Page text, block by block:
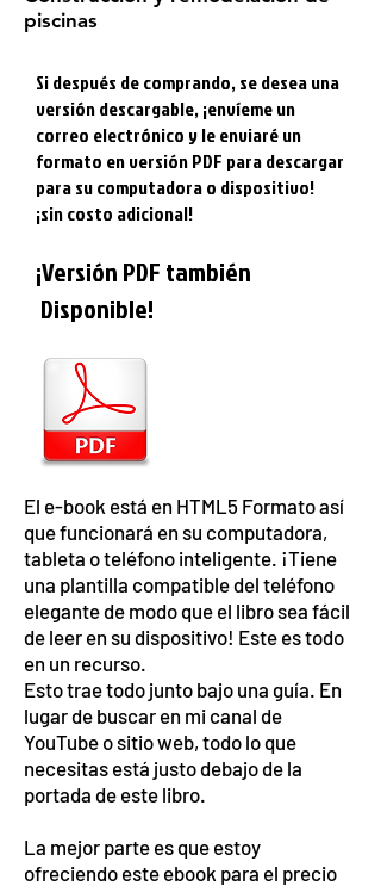
piscinas
Si después de comprando, se desea una
versión descargable, ¡envíeme un
correo electrónico y le enviaré un
formato en versión PDF para descargar
para su computadora o dispositivo!
¡sin costo adicional!
¡Versión PDF también
Disponible!
El e-book está en HTML5 Formato así
que funcionará en su computadora,
tableta o teléfono inteligente. ¡Tiene
una plantilla compatible del teléfono
elegante de modo que el libro sea fácil
de leer en su dispositivo! Este es todo
en un recurso.
Esto trae todo junto bajo una guía. En
lugar de buscar en mi canal de
YouTube o sitio web, todo lo que
necesitas está justo debajo de la
portada de este libro.
La mejor parte es que estoy
ofreciendo este ebook para el precio